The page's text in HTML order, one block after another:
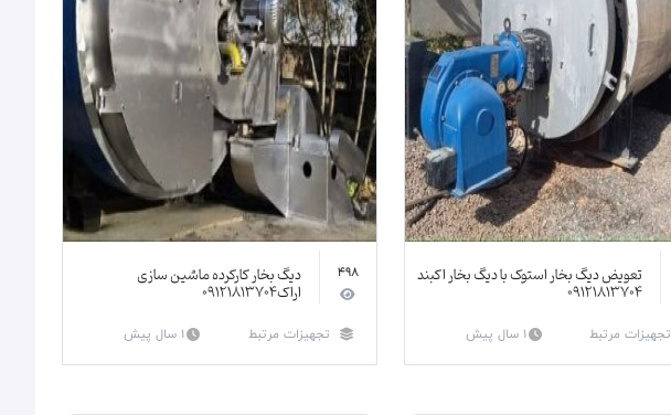
تعویض دیگ بخار استوک با دیگ بخار اکبند
09121813704
تجهیزات مرتبط 1 سال پیش
498 دیگ بخار کارکرده ماشین سازی
اراک۰۹۱۲۱۸۱۳۷۰۴
تجهیزات مرتبط 1 سال پیش